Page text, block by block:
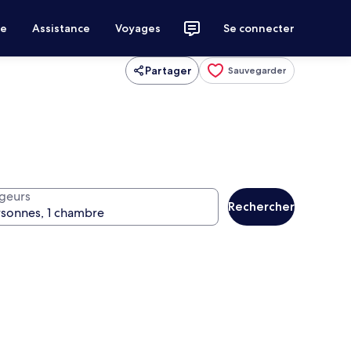
Assistance Voyages Se connecter
Partager Sauvegarder
Rechercher